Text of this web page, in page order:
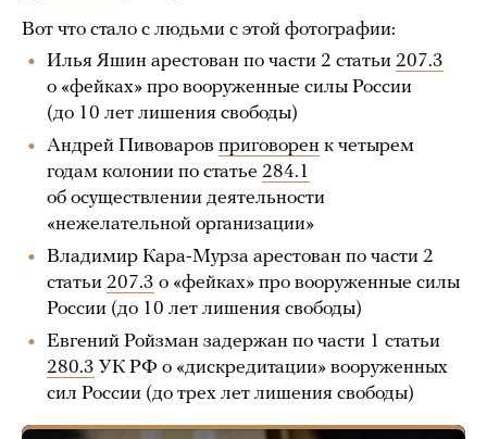
Вот что стало с людьми с этой фотографии:
Илья Яшин арестован по части 2 статьи 207.3
о «фейках» про вооруженные силы России
(до 10 лет лишения свободы)
Андрей Пивоваров приговорен к четырем
годам колонии по статье 284.1
об осуществлении деятельности
«нежелательной организации»
Владимир Кара-Мурза арестован по части 2
статьи 207.3 о «фейках» про вооруженные силы
России (до 10 лет лишения свободы)
Евгений Ройзман задержан по части 1 статьи
280.3 УК РФ о «дискредитации» вооруженных
сил России (до трех лет лишения свободы)